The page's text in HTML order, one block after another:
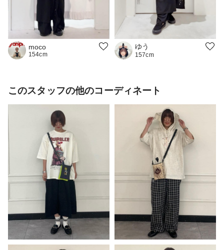
moco
154cm
ゆう
157cm
このスタッフの他のコーディネート